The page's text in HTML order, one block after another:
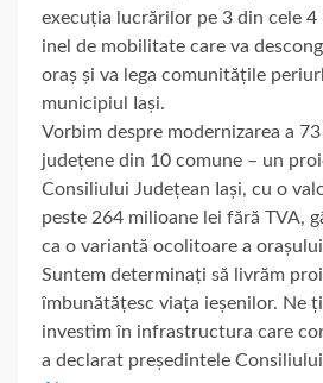
execuția lucrărilor pe 3 din cele
inel de mobilitate care va
oraș și va lega comunitățile
municipiul Iași.
Vorbim despre modernizarea a
județene din 10 comune – un
Consiliului Județean Iași, cu o
peste 264 milioane lei fără TVA,
ca o variantă ocolitoare a
Suntem determinați să livrăm
îmbunătățesc viața ieșenilor. Ne
investim în infrastructura care
a declarat președintele